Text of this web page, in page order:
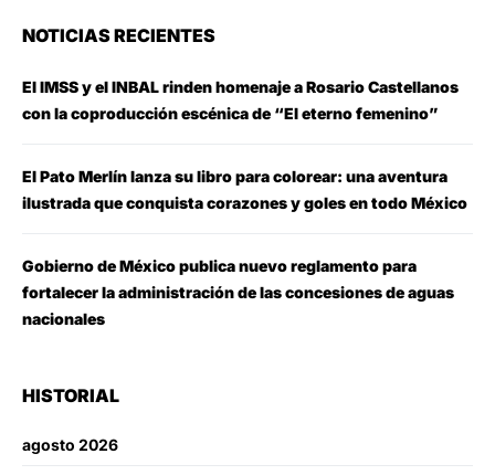
NOTICIAS RECIENTES
El IMSS y el INBAL rinden homenaje a Rosario Castellanos
con la coproducción escénica de “El eterno femenino”
El Pato Merlín lanza su libro para colorear: una aventura
ilustrada que conquista corazones y goles en todo México
Gobierno de México publica nuevo reglamento para
fortalecer la administración de las concesiones de aguas
nacionales
HISTORIAL
agosto 2026